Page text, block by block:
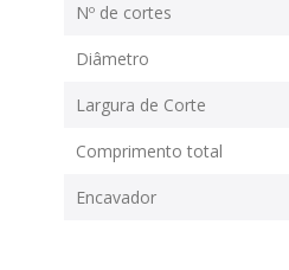
Nº de cortes
Diâmetro
Largura de Corte
Comprimento total
Encavador